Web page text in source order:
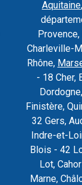
Aquitaine,
Charleville-
Rhône,
- 18 Cher,
Finistère,
32 Gers,
Indre-et-
Blois - 42
Lot,
Marne,